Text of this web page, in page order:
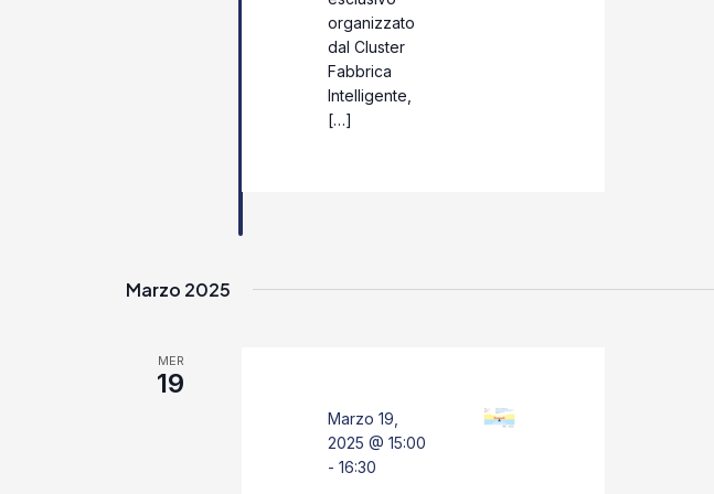
organizzato
dal Cluster
Fabbrica
Intelligente,
[…]
Marzo 2025
MER
19
Marzo 19,
2025 @ 15:00
-16:30